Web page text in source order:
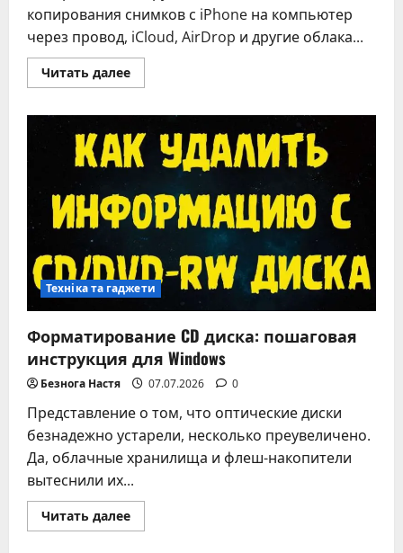
копирования снимков с iPhone на компьютер
через провод, iCloud, AirDrop и другие облака...
Читать далееПрочитать
больше
по
передаче
фото
с
на
ПК
и
Mac
Техніка та гаджети
Форматирование CD диска: пошаговая
инструкция для Windows
Безнога Настя 07.07.2026 0
Представление о том, что оптические диски
безнадежно устарели, несколько преувеличено.
Да, облачные хранилища и флеш-накопители
вытеснили их...
Читать далееПрочитать
больше